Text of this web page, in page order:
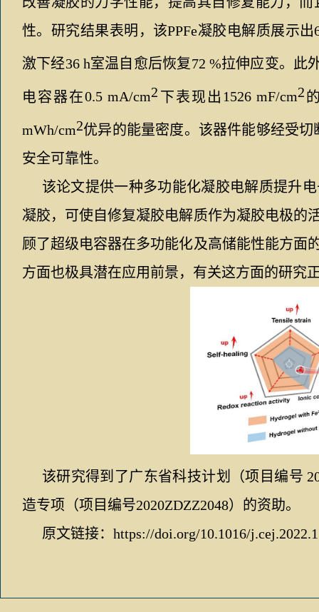
性。研究结果表明，该PPFe凝胶电解质展示出
激下经36 h室温自愈后恢复72 %拉伸应变。此
电容器在0.5mA/cm2 下表现出 1526 mF/cm2
mWh/cm2优异的能量密度。该器件能够经受切
安全可靠性。
该论文提供一种多功能化凝胶电解质提升
凝胶，可使自修复凝胶电解质作为凝胶电极的
顾了超级电容器在多功能化及高储能性能方面
方面也极具潜在应用前景，有关这方面的研究
该研究得到了广东省科技计划（项目编号
造专项 （项目编号2020ZDZZ2048）的资助。
原文链接： https://doi.org/10.1016/